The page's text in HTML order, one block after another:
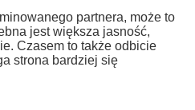
partnera, może to
jest większa jasność,
Czasem to także odbicie
strona bardziej się